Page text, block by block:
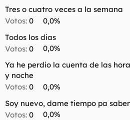
l
t
m
a
i
o
Tres o cuatro veces a la semana
Votos: 0
0,0%
Todos los dias
Votos: 0
0,0%
Ya he perdio la cuenta de las
y noche
Votos: 0
0,0%
Soy nuevo, dame tiempo pa
Votos: 0 0,0%